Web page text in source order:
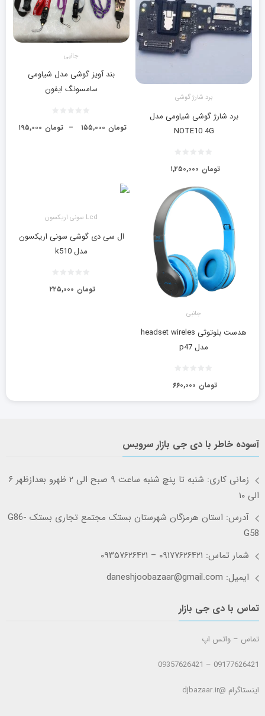
برد شارژ گوشی
برد شارژ گوشی شیاومی مدل
NOTE10 4G
۱,۲۵۰,۰۰۰ تومان
جانبی
بند آویز گوشی مدل شیاومی
سامسونگ ایفون
۱۹۵,۰۰۰ تومان – ۱۵۵,۰۰۰ تومان
جانبی
هدست بلوتوثی headset wireles
مدل p47
۶۶۰,۰۰۰ تومان
Lcd سونی اریکسون
ال سی دی گوشی سونی اریکسون
مدل k510
۲۲۵,۰۰۰ تومان
آسوده خاطر با دی جی بازار سرویس
زمانی کاری: شنبه تا پنچ شنبه ساعت ۹ صبح الی ۲ ظهرو بعدازظهر ۶
الی ۱۰
آدرس: استان هرمزگان شهرستان بستک مجتمع تجاری بستک G86-
G58
شمار تماس: ۰۹۱۷۷۶۲۶۴۲۱ – ۰۹۳۵۷۶۲۶۴۲۱
ایمیل: daneshjoobazaar@gmail.com
تماس با دی جی بازار
تماس – واتس اپ
09177626421 – 09357626421
اینستاگرام @djbazaar.ir